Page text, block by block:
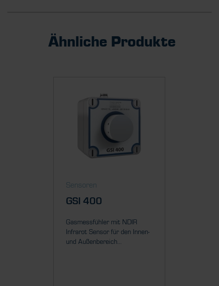
Ähnliche Produkte
Sensoren
GSI 400
Gasmessfühler mit NDIR
Infrarot Sensor für den Innen-
und Außenbereich...